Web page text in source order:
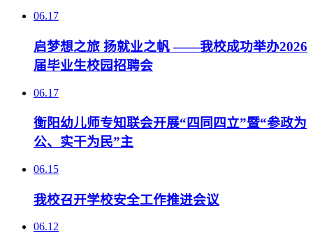
06.17
启梦想之旅 扬就业之帆 ——我校成功举办2026
届毕业生校园招聘会
06.17
衡阳幼儿师专知联会开展“四同四立”暨“参政为
公、实干为民”主
06.15
我校召开学校安全工作推进会议
06.12